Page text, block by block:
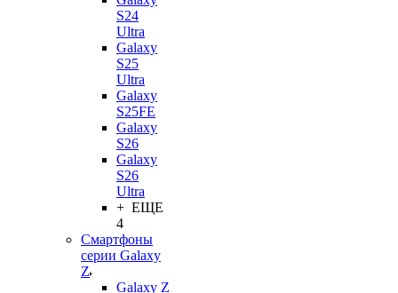
S24
Ultra
Galaxy
S25
Ultra
Galaxy
S25FE
Galaxy
S26
Galaxy
S26
Ultra
+ ЕЩЕ
4
Смартфоны
серии Galaxy
Z
Galaxy Z